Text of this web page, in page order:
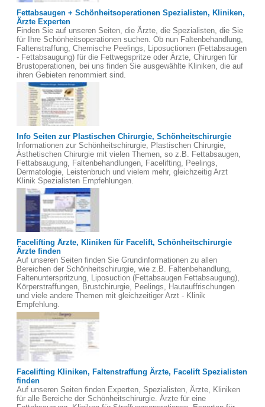
Fettabsaugen + Schönheitsoperationen Spezialisten, Kliniken,
Ärzte Experten
Finden Sie auf unseren Seiten, die Ärzte, die Spezialisten, die Sie
für Ihre Schönheitsoperationen suchen. Ob nun Faltenbehandlung,
Faltenstraffung, Chemische Peelings, Liposuctionen (Fettabsaugen
- Fettabsaugung) für die Fettwegspritze oder Ärzte, Chirurgen für
Brustoperationen, bei uns finden Sie ausgewählte Kliniken, die auf
ihren Gebieten renommiert sind.
Info Seiten zur Plastischen Chirurgie, Schönheitschirurgie
Informationen zur Schönheitschirurgie, Plastischen Chirurgie,
Ästhetischen Chirurgie mit vielen Themen, so z.B. Fettabsaugen,
Fettabsaugung, Faltenbehandlungen, Facelifting, Peelings,
Dermatologie, Leistenbruch und vielem mehr, gleichzeitig Arzt
Klinik Spezialisten Empfehlungen.
Facelifting Ärzte, Kliniken für Facelift, Schönheitschirurgie
Ärzte finden
Auf unseren Seiten finden Sie Grundinformationen zu allen
Bereichen der Schönheitschirurgie, wie z.B. Faltenbehandlung,
Faltenunterspritzung, Liposuction (Fettabsaugen Fettabsaugung),
Körperstraffungen, Brustchirurgie, Peelings, Hautauffrischungen
und viele andere Themen mit gleichzeitiger Arzt - Klinik
Empfehlung.
Facelifting Kliniken, Faltenstraffung Ärzte, Facelift Spezialisten
finden
Auf unseren Seiten finden Experten, Spezialisten, Ärzte, Kliniken
für alle Bereiche der Schönheitschirurgie. Ärzte für eine